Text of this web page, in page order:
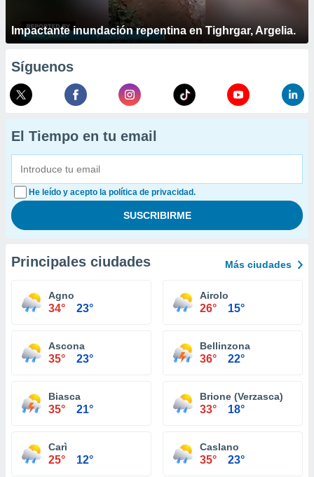
Impactante inundación repentina en Tighrgar, Argelia.
Síguenos
El Tiempo en tu email
He leído y acepto la política de privacidad.
Principales ciudades Más ciudades
Agno
34° 23°
Airolo
26° 15°
Ascona
35° 23°
Bellinzona
36° 22°
Biasca
35° 21°
Brione (Verzasca)
33° 18°
Carì
25° 12°
Caslano
35° 23°